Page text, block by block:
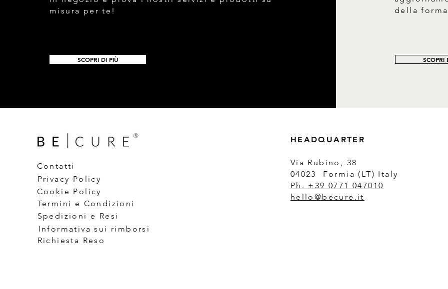
misura per te!
SCOPRI DI PIÙ
della
SCOPRI
Contatti
Privacy Policy
Cookie Policy
Termini e Condizioni
Spedizioni e Resi
Informativa sui rimborsi
Richiesta Reso
HEADQUARTER
Via Rubino, 38
04023 Formia (LT) Italy
Ph. +39 0771 047010
hello@becure.it